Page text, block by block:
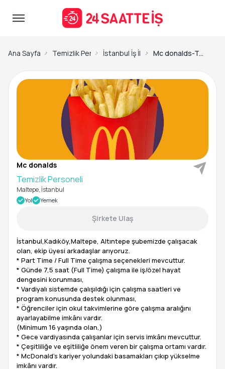
Ana Sayfa Temizlik Personeli İş İlanları
İstanbul İş İlanları Mc donalds-Temizlik Personeli
Mc donalds
Temizlik Personeli
Maltepe, İstanbul
Yol Yemek
Şirkete Ulaş
İstanbul,Kadıköy,Maltepe, Altıntepe şubemizde çalışacak
olan, ekip üyesi arkadaşlar arıyoruz.
* Part Time / Full Time çalışma seçenekleri mevcuttur.
* Günde 7,5 saat (Full Time) çalışma ile iş/özel hayat
dengesini korunması,
* Vardiyalı sistemde çalışıldığı için çalışma saatleri ve
program konusunda destek olunması,
* Öğrenciler için okul takvimlerine göre çalışma aralığını
ayarlayabilme imkânı vardır.
(Minimum 16 yaşında olan,)
* Gece vardiyasında çalışanlar için servis imkânı mevcuttur.
* Çeşitliliğe ve eşitliliğe önem veren bir çalışma ortamı vardır.
* McDonald’s kariyer yolundaki basamakları çıkıp yükselme
imkânı vardır.